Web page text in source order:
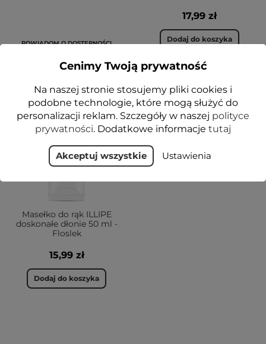
POWIADOM O DOSTĘPNOŚCI
17,99 zł
Dodaj do koszyka
Masełko do rąk ILLIPE
doskonałe dłonie 50 ml -
Floslek
15,99 zł
Dodaj do koszyka
Cenimy Twoją prywatność
Na naszej stronie stosujemy pliki cookies i
podobne technologie, które mogą służyć do
personalizacji reklam. Szczegóły w naszej polityce
prywatności. Dodatkowe informacje tutaj
Akceptuj wszystkie Ustawienia